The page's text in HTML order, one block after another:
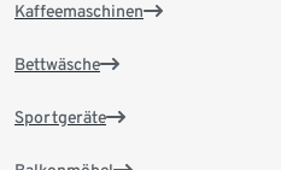
Kaffeemaschinen
Bettwäsche
Sportgeräte